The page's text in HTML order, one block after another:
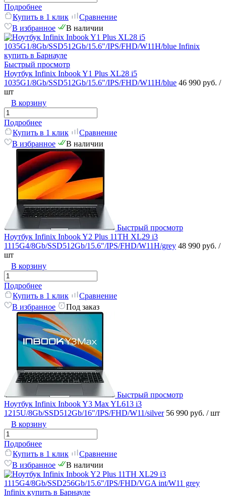
Подробнее
Купить в 1 клик
Сравнение
В избранное
В наличии
Быстрый просмотр
Ноутбук Infinix Inbook Y1 Plus XL28 i5
1035G1/8Gb/SSD512Gb/15.6"/IPS/FHD/W11H/blue 46 990 руб. /
шт
В корзину
Подробнее
Купить в 1 клик
Сравнение
В избранное
В наличии
Быстрый просмотр
Ноутбук Infinix Inbook Y2 Plus 11TH XL29 i3
1115G4/8Gb/SSD512Gb/15.6"/IPS/FHD/W11H/grey 48 990 руб. /
шт
В корзину
Подробнее
Купить в 1 клик
Сравнение
В избранное
Под заказ
Быстрый просмотр
Ноутбук Infinix Inbook Y3 Max YL613 i3
1215U/8Gb/SSD512Gb/16"/IPS/FHD/W11/silver 56 990 руб. / шт
В корзину
Подробнее
Купить в 1 клик
Сравнение
В избранное
В наличии